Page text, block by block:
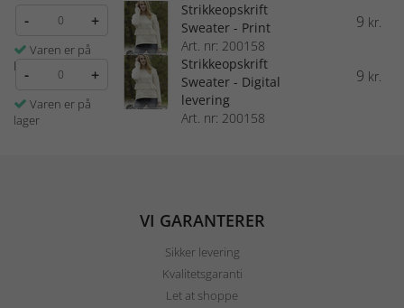
- +
Varen er på
lager
Strikkeopskrift
Sweater - Print
Art. nr: 200158
9 kr.
- +
Varen er på
lager
Strikkeopskrift
Sweater - Digital
levering
Art. nr: 200158
9 kr.
VI GARANTERER
Sikker levering
Kvalitetsgaranti
Let at shoppe